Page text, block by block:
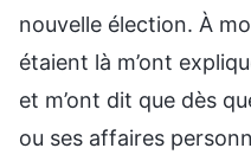
nouvelle élection. À
étaient là m’ont
et m’ont dit que dès
ou ses affaires